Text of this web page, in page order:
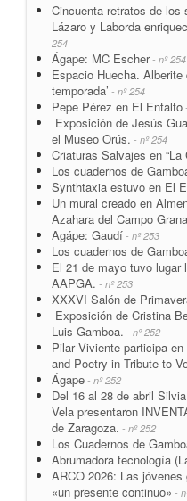
Cincuenta retratos de
Lázaro y Laborda
254
Ágape: MC Escher- nº 254
Espacio Huecha. Alberite
temporada’ - nº 254
Pepe Pérez en El Entalto
Exposición de Jesús
el Museo Orús. - nº 254
Criaturas Salvajes en “La
Los cuadernos de
Synthtaxia estuvo en El
Un mural creado en
Azahara del Campo
Agápe: Gaudí - nº 253
Los cuadernos de
El 21 de mayo tuvo
AAPGA. - nº 253
XXXVI Salón de
Exposición de Cristina
Luis Gamboa. - nº 252
Pilar Viviente participa
and Poetry in Tribute to
Ágape - nº 252
Del 16 al 28 de abril
Vela presentaron
de Zaragoza. - nº 252
Los Cuadernos de
Abrumadora tecnología
ARCO 2026: Las
«un presente continuo» -